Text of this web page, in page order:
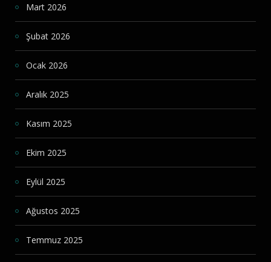
Mart 2026
Şubat 2026
Ocak 2026
Aralık 2025
Kasım 2025
Ekim 2025
Eylül 2025
Ağustos 2025
Temmuz 2025